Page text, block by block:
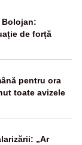
Bolojan:
de forță
pentru ora
toate avizele
„Ar